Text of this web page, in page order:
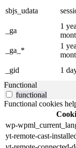
sbjs_udata
_ga
1
_ga_*
1
_gid 1
Functional
functional
Functional cookies
wp-
yt-remote-cast-